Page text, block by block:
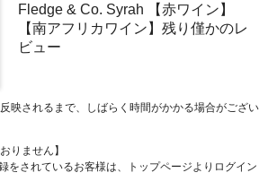
Fledge & Co. Syrah 【赤ワイン】
【南アフリカワイン】残り僅かのレ
ビュー
映されるまで、しばらく時間がかかる場合がござい
りません】
をされているお客様は、トップページよりログイン